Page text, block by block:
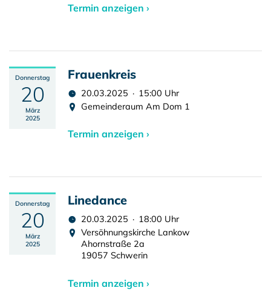
Termin anzeigen ›
Donnerstag
20
März
2025
Frauenkreis
20.03.2025 · 15:00 Uhr
Gemeinderaum Am Dom 1
Termin anzeigen ›
Donnerstag
20
März
2025
Linedance
20.03.2025 · 18:00 Uhr
Versöhnungskirche Lankow
Ahornstraße 2a
19057 Schwerin
Termin anzeigen ›